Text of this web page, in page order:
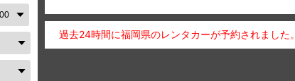
過去24時間に福岡県のレンタカーが予約されました。